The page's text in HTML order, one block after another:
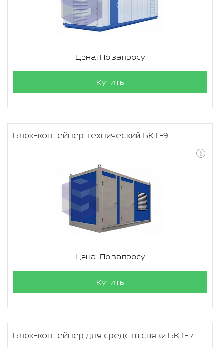
Цена: По запросу
Купить
Блок-контейнер технический БКТ-9
Цена: По запросу
Купить
Блок-контейнер для средств связи БКТ-7